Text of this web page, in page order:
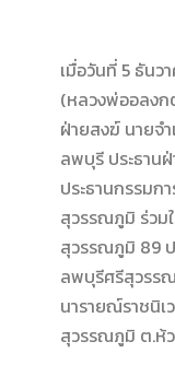
เมื่อวันที่ 5 ธันว
(หลวงพ่ออลงก
ฝ่ายสงฆ์ นายจ
ลพบุรี ประธาน
ประธานกรรม
สุวรรณภูมิ ร่ว
สุวรรณภูมิ 89
ลพบุรีศรีสุวรร
นารายณ์ราชนิ
สุวรรณภูมิ ต.ห้ว